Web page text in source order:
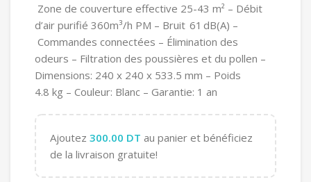
Zone de couverture effective 25-43 m² – Débit
d’air purifié 360m³/h PM – Bruit 61 dB(A) –
Commandes connectées – Élimination des
odeurs – Filtration des poussières et du pollen –
Dimensions: 240 x 240 x 533.5 mm – Poids
4.8 kg – Couleur: Blanc – Garantie: 1 an
Ajoutez 300.00 DT au panier et bénéficiez
de la livraison gratuite!